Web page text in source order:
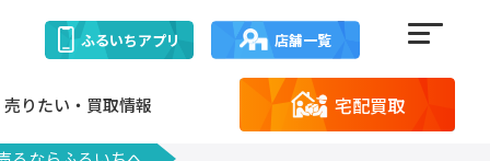
ふるいちアプリ 店舗一覧
売りたい・買取情報 宅配買取